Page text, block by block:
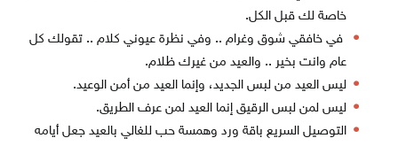
خاصة لك قبل الكل.
في خافقي شوق وغرام .. وفي نظرة عيوني كلام .. تقولك كل
عام وانت بخير .. والعيد من غيرك ظلام.
ليس العيد من لبس الجديد، وإنما العيد من أمن الوعيد.
ليس لمن لبس الرقيق إنما العيد لمن عرف الطريق.
التوصيل السريع باقة ورد وهمسة حب للغالي بالعيد جعل أيامه